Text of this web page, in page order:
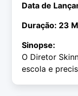
Data de
Duração: 23
Sinopse:
O Diretor
escola e